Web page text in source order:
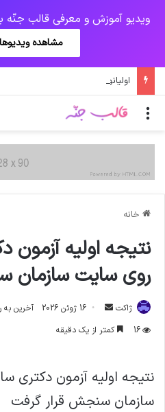
ویدیو آموزش و معرفی قالب جنّه به
مشاهده
اولیانوف: صدور قطعنامه‌های علیه
منو
خانه
روی سایت سازمان
ژاکت
ارسال
ایمیل
16 ژوئن 2026 آخرین به روز
16
کمتر از یک دقیقه
سازمان سنجش قرار گرفت